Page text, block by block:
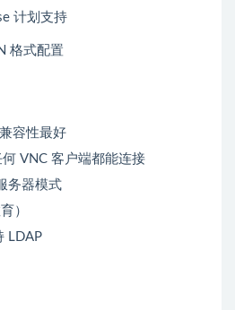
计划支持
格式配置
容性最好
VNC 客户端都能连接
务器模式
）
LDAP